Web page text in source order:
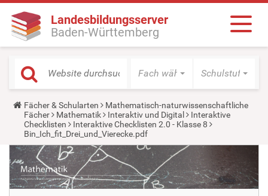
Landesbildungsserver
Baden-Württemberg
Fach wählen Schulstufe
Y
o
u
a
r
e
h
e
r
e
Fächer & Schularten
Mathematisch-naturwissenschaftliche
Fächer
Mathematik Interaktiv und Digital
Interaktive
Checklisten
Interaktive Checklisten 2.0 - Klasse 8
Bin_Ich_fit_Drei_und_Vierecke.pdf